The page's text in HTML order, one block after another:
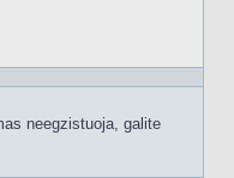
neegzistuoja, galite